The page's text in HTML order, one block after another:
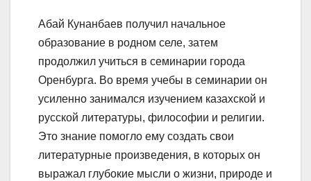
Абай Кунанбаев получил начальное
образование в родном селе, затем
продолжил учиться в семинарии города
Оренбурга. Во время учебы в семинарии он
усиленно занимался изучением казахской и
русской литературы, философии и религии.
Это знание помогло ему создать свои
литературные произведения, в которых он
выражал глубокие мысли о жизни, природе и